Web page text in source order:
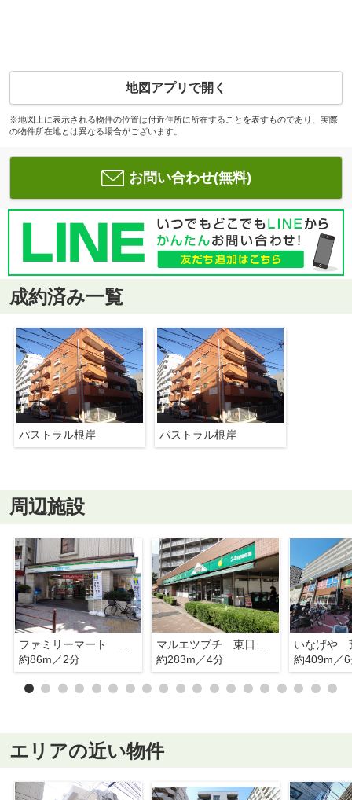
地図アプリで開く
※地図上に表示される物件の位置は付近住所に所在することを表すものであり、実際
の物件所在地とは異なる場合がございます。
お問い合わせ(無料)
成約済み一覧
パストラル根岸 パストラル根岸
周辺施設
ファミリーマート 根岸二丁目店
約86m／2分
マルエツプチ 東日暮里店
約283m／4分
約409m／
エリアの近い物件